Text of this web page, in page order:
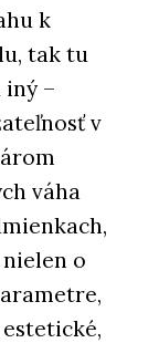
k
tak tu
–
v
váha
o